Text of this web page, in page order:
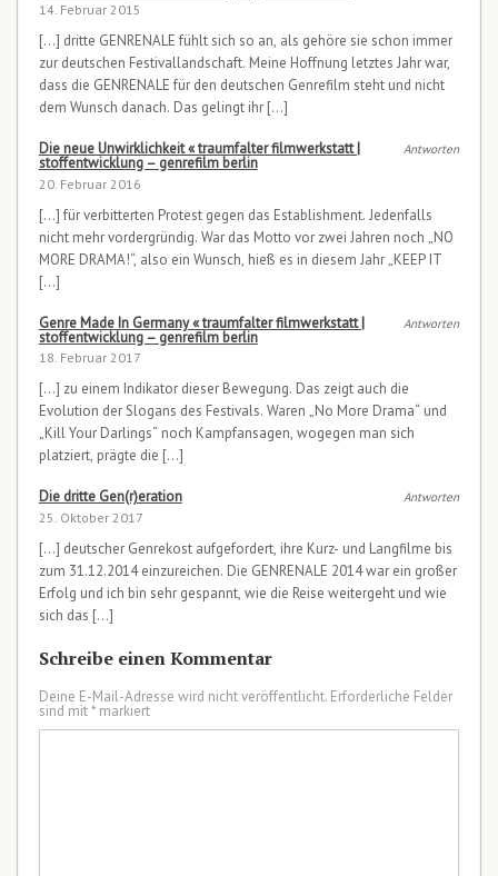
14. Februar 2015
[…] dritte GENRENALE fühlt sich so an, als gehöre sie schon immer
zur deutschen Festivallandschaft. Meine Hoffnung letztes Jahr war,
dass die GENRENALE für den deutschen Genrefilm steht und nicht
dem Wunsch danach. Das gelingt ihr […]
Antworten
Die neue Unwirklichkeit « traumfalter filmwerkstatt |
stoffentwicklung – genrefilm berlin
20. Februar 2016
[…] für verbitterten Protest gegen das Establishment. Jedenfalls
nicht mehr vordergründig. War das Motto vor zwei Jahren noch „NO
MORE DRAMA!“, also ein Wunsch, hieß es in diesem Jahr „KEEP IT
[…]
Antworten
Genre Made In Germany « traumfalter filmwerkstatt |
stoffentwicklung – genrefilm berlin
18. Februar 2017
[…] zu einem Indikator dieser Bewegung. Das zeigt auch die
Evolution der Slogans des Festivals. Waren „No More Drama“ und
„Kill Your Darlings“ noch Kampfansagen, wogegen man sich
platziert, prägte die […]
Antworten
Die dritte Gen(r)eration
25. Oktober 2017
[…] deutscher Genrekost aufgefordert, ihre Kurz- und Langfilme bis
zum 31.12.2014 einzureichen. Die GENRENALE 2014 war ein großer
Erfolg und ich bin sehr gespannt, wie die Reise weitergeht und wie
sich das […]
Schreibe einen Kommentar
Deine E-Mail-Adresse wird nicht veröffentlicht. Erforderliche Felder
sind mit*markiert